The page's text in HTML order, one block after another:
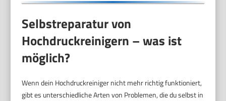
Selbstreparatur von
Hochdruckreinigern – was ist
möglich?
Wenn dein Hochdruckreiniger nicht mehr richtig funktioniert,
gibt es unterschiedliche Arten von Problemen, die du selbst in